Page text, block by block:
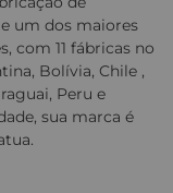
um dos maiores
com 11 fábricas no
Bolívia, Chile ,
Peru e
sua marca é